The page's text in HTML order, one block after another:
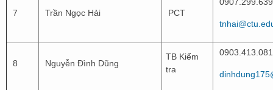
7 Trần Ngọc Hải PCT
8 Nguyễn Đình Dũng
TB Kiểm
tra
0903.413.081